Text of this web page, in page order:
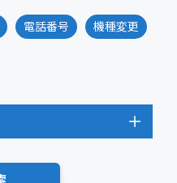
電話番号 機種変更